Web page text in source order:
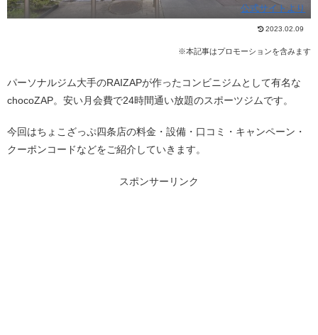
公式サイトより
2023.02.09
※本記事はプロモーションを含みます
パーソナルジム大手のRAIZAPが作ったコンビニジムとして有名な
chocoZAP。安い月会費で24時間通い放題のスポーツジムです。
今回はちょこざっぷ四条店の料金・設備・口コミ・キャンペーン・
クーポンコードなどをご紹介していきます。
スポンサーリンク